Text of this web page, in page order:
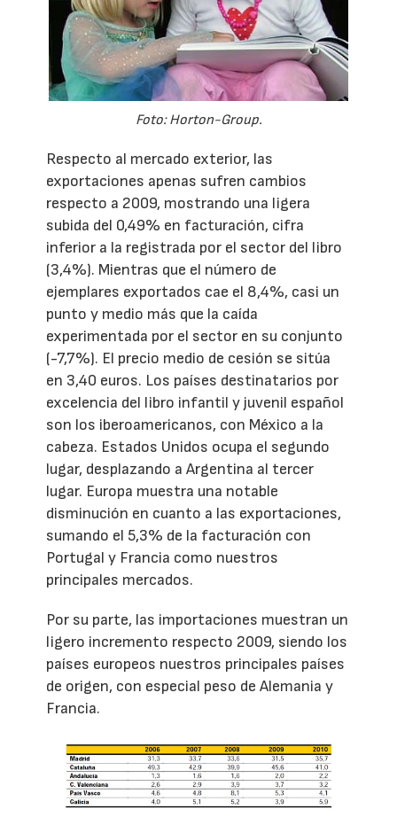
Foto: Horton-Group.
Respecto al mercado exterior, las
exportaciones apenas sufren cambios
respecto a 2009, mostrando una ligera
subida del 0,49% en facturación, cifra
inferior a la registrada por el sector del libro
(3,4%). Mientras que el número de
ejemplares exportados cae el 8,4%, casi un
punto y medio más que la caída
experimentada por el sector en su conjunto
(-7,7%). El precio medio de cesión se sitúa
en 3,40 euros. Los países destinatarios por
excelencia del libro infantil y juvenil español
son los iberoamericanos, con México a la
cabeza. Estados Unidos ocupa el segundo
lugar, desplazando a Argentina al tercer
lugar. Europa muestra una notable
disminución en cuanto a las exportaciones,
sumando el 5,3% de la facturación con
Portugal y Francia como nuestros
principales mercados.
Por su parte, las importaciones muestran un
ligero incremento respecto 2009, siendo los
países europeos nuestros principales países
de origen, con especial peso de Alemania y
Francia.